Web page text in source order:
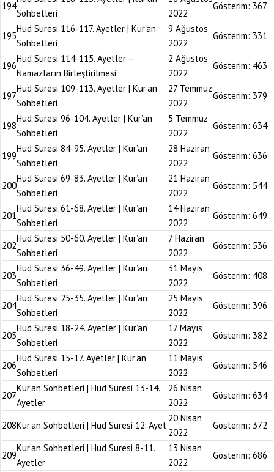
194
Sohbetleri
2022
Gösterim: 367
195
Hud Suresi 116-117. Ayetler | Kur’an
Sohbetleri
9 Ağustos
2022
Gösterim: 331
196
Hud Suresi 114-115. Ayetler –
Namazların Birleştirilmesi
2 Ağustos
2022
Gösterim: 463
197
Hud Suresi 109-113. Ayetler | Kur’an
Sohbetleri
27 Temmuz
2022
Gösterim: 379
198
Hud Suresi 96-104. Ayetler | Kur’an
Sohbetleri
5 Temmuz
2022
Gösterim: 634
199
Hud Suresi 84-95. Ayetler | Kur’an
Sohbetleri
28 Haziran
2022
Gösterim: 636
200
Hud Suresi 69-83. Ayetler | Kur’an
Sohbetleri
21 Haziran
2022
Gösterim: 544
201
Hud Suresi 61-68. Ayetler | Kur’an
Sohbetleri
14 Haziran
2022
Gösterim: 649
202
Hud Suresi 50-60. Ayetler | Kur’an
Sohbetleri
7 Haziran
2022
Gösterim: 536
203
Hud Suresi 36-49. Ayetler | Kur’an
Sohbetleri
31 Mayıs
2022
Gösterim: 408
204
Hud Suresi 25-35. Ayetler | Kur’an
Sohbetleri
25 Mayıs
2022
Gösterim: 396
205
Hud Suresi 18-24. Ayetler | Kur’an
Sohbetleri
17 Mayıs
2022
Gösterim: 382
206
Hud Suresi 15-17. Ayetler | Kur’an
Sohbetleri
11 Mayıs
2022
Gösterim: 546
207
Kur’an Sohbetleri | Hud Suresi 13-14.
Ayetler
26 Nisan
2022
Gösterim: 634
208Kur’an Sohbetleri | Hud Suresi 12. Ayet
20 Nisan
2022
Gösterim: 372
209
Kur’an Sohbetleri | Hud Suresi 8-11.
Ayetler
13 Nisan
2022
Gösterim: 686